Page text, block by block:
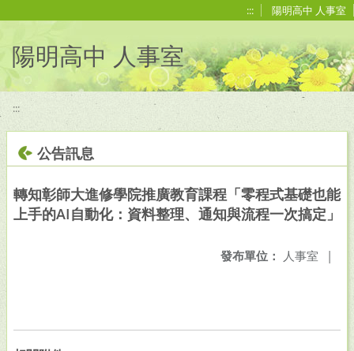
::: 陽明高中 人事室
陽明高中 人事室
:::
公告訊息
轉知彰師大進修學院推廣教育課程「零程式基礎也能
上手的AI自動化：資料整理、通知與流程一次搞定」
發布單位： 人事室 |